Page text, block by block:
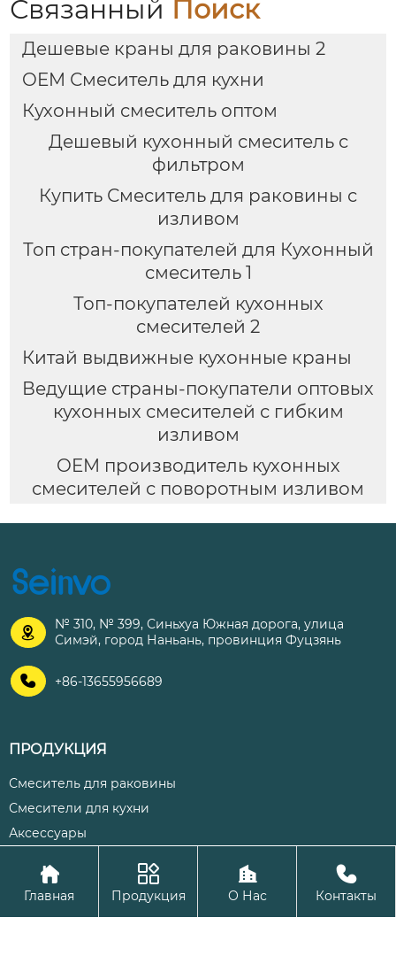
Связанный Поиск
Дешевые краны для раковины 2
OEM Смеситель для кухни
Кухонный смеситель оптом
Дешевый кухонный смеситель с
фильтром
Купить Смеситель для раковины с
изливом
Топ стран-покупателей для Кухонный
смеситель 1
Топ-покупателей кухонных
смесителей 2
Китай выдвижные кухонные краны
Ведущие страны-покупатели оптовых
кухонных смесителей с гибким
изливом
OEM производитель кухонных
смесителей с поворотным изливом

№ 310, № 399, Синьхуа Южная дорога, улица
Симэй, город Наньань, провинция Фуцзянь
 +86-13655956689
ПРОДУКЦИЯ
Смеситель для раковины
Смесители для кухни
Аксессуары
Авторское право©ООО Цюаньчжоу Шэнхуа Кухня и ванная
комната

Главная

Продукция

О Нас

Контакты